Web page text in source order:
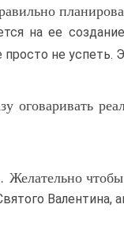
на ее
не успеть.
оговаривать
чтобы
Валентина,